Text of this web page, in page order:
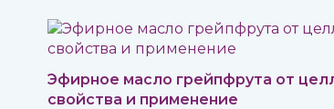
Эфирное масло грейпфрута от
свойства и применение